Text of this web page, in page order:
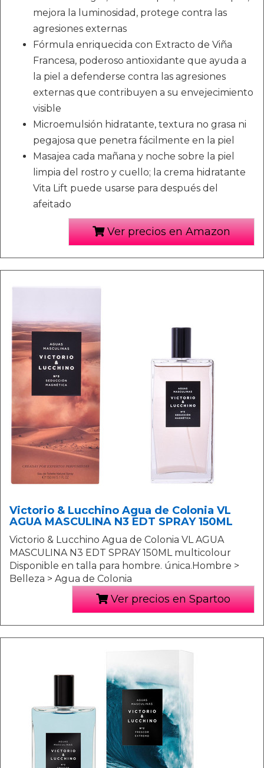
mejora la luminosidad, protege contra las
agresiones externas
Fórmula enriquecida con Extracto de Viña
Francesa, poderoso antioxidante que ayuda a
la piel a defenderse contra las agresiones
externas que contribuyen a su envejecimiento
visible
Microemulsión hidratante, textura no grasa ni
pegajosa que penetra fácilmente en la piel
Masajea cada mañana y noche sobre la piel
limpia del rostro y cuello; la crema hidratante
Vita Lift puede usarse para después del
afeitado
Ver precios en Amazon
Victorio & Lucchino Agua de Colonia VL
AGUA MASCULINA N3 EDT SPRAY 150ML
Victorio & Lucchino Agua de Colonia VL AGUA
MASCULINA N3 EDT SPRAY 150ML multicolour
Disponible en talla para hombre. única.Hombre >
Belleza > Agua de Colonia
Ver precios en Spartoo